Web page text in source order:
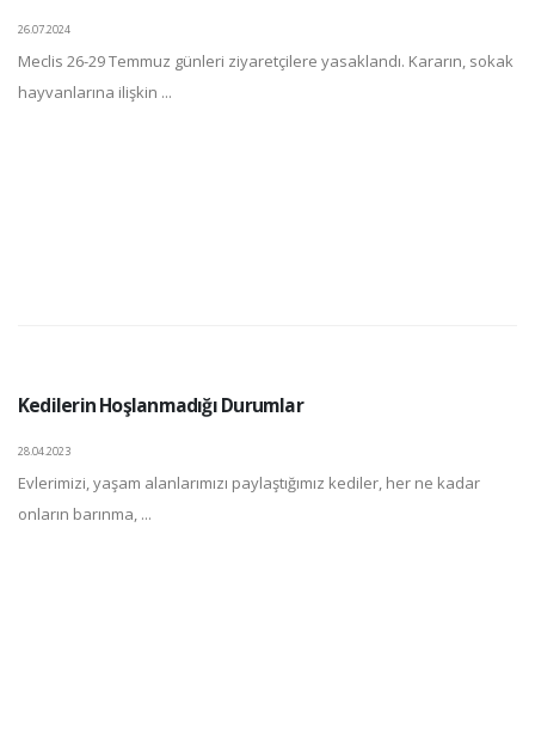
26.07.2024
Meclis 26-29 Temmuz günleri ziyaretçilere yasaklandı. Kararın, sokak
hayvanlarına ilişkin ...
Kedilerin Hoşlanmadığı Durumlar
28.04.2023
Evlerimizi, yaşam alanlarımızı paylaştığımız kediler, her ne kadar
onların barınma, ...